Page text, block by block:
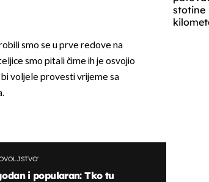
stotine
smo se u prve redove na
smo pitali čime ih je osvojio
voljele provesti vrijeme sa
i popularan: Tko tu